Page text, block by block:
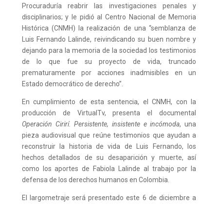
Procuraduría reabrir las investigaciones penales y
disciplinarios; y le pidió al Centro Nacional de Memoria
Histórica (CNMH) la realización de una “semblanza de
Luis Fernando Lalinde, reivindicando su buen nombre y
dejando para la memoria de la sociedad los testimonios
de lo que fue su proyecto de vida, truncado
prematuramente por acciones inadmisibles en un
Estado democrático de derecho”.
En cumplimiento de esta sentencia, el CNMH, con la
producción de VirtualTv, presenta el documental
Operación Cirirí. Persistente, insistente e incómoda, una
pieza audiovisual que reúne testimonios que ayudan a
reconstruir la historia de vida de Luis Fernando, los
hechos detallados de su desaparición y muerte, así
como los aportes de Fabiola Lalinde al trabajo por la
defensa de los derechos humanos en Colombia.
El largometraje será presentado este 6 de diciembre a